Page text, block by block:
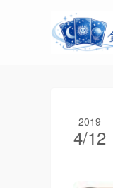
2019
4/12